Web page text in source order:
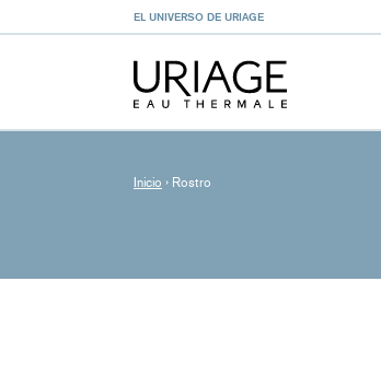
EL UNIVERSO DE URIAGE
Inicio › Rostro